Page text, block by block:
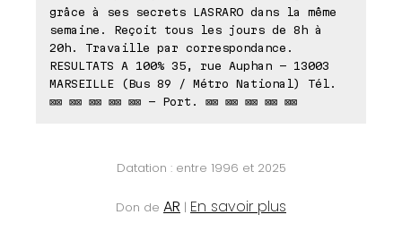
grâce à ses secrets LASRARO dans la même
semaine. Reçoit tous les jours de 8h à
20h. Travaille par correspondance.
RESULTATS A 100% 35, rue Auphan - 13003
MARSEILLE (Bus 89 / Métro National) Tél.
⊠⊠ ⊠⊠ ⊠⊠ ⊠⊠ ⊠⊠ - Port. ⊠⊠ ⊠⊠ ⊠⊠ ⊠⊠ ⊠⊠
Datation : entre 1996 et 2025
Don de AR | En savoir plus